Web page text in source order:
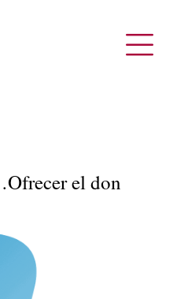
el don